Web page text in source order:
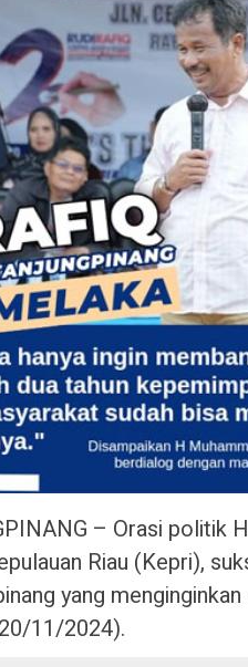
– Orasi politik
Riau (Kepri),
yang
11/2024).